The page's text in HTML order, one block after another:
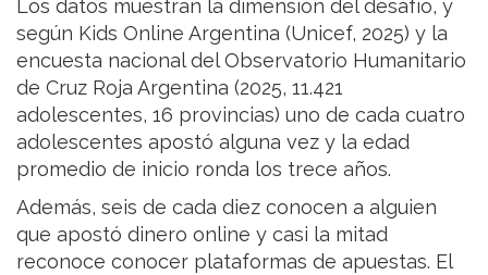
Los datos muestran la dimensión del desafío, y
según Kids Online Argentina (Unicef, 2025) y la
encuesta nacional del Observatorio Humanitario
de Cruz Roja Argentina (2025, 11.421
adolescentes, 16 provincias) uno de cada cuatro
adolescentes apostó alguna vez y la edad
promedio de inicio ronda los trece años.
Además, seis de cada diez conocen a alguien
que apostó dinero online y casi la mitad
reconoce conocer plataformas de apuestas. El